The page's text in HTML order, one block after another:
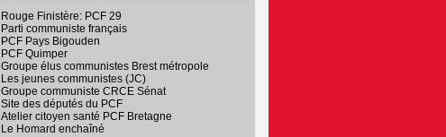
Rouge Finistère: PCF 29
Parti communiste français
PCF Pays Bigouden
PCF Quimper
Groupe élus communistes Brest métropole
Les jeunes communistes (JC)
Groupe communiste CRCE Sénat
Site des députés du PCF
Atelier citoyen santé PCF Bretagne
Le Homard enchaîné